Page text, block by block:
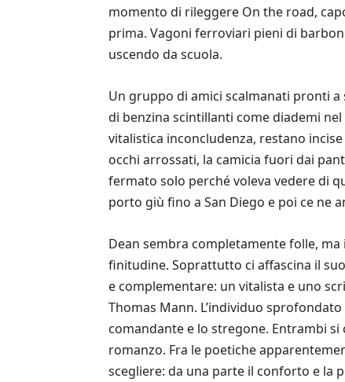
momento di rileggere On the road,
prima. Vagoni ferroviari pieni di
uscendo da scuola.
Un gruppo di amici scalmanati pronti
di benzina scintillanti come diademi
vitalistica inconcludenza, restano
occhi arrossati, la camicia fuori dai
fermato solo perché voleva vedere di
porto giù fino a San Diego e poi ce ne
Dean sembra completamente folle,
finitudine. Soprattutto ci affascina il
e complementare: un vitalista e uno
Thomas Mann. L’individuo
comandante e lo stregone. Entrambi
romanzo. Fra le poetiche
scegliere: da una parte il conforto e la